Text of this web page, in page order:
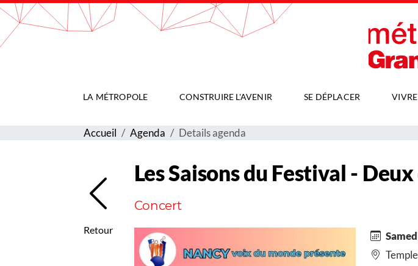
Gestion de vos préférences sur les cookies
LA MÉTROPOLE CONSTRUIRE L'AVENIR SE DÉPLACER
Accueil Agenda Details agenda
Retour
Les Saisons du Festival -
Concert